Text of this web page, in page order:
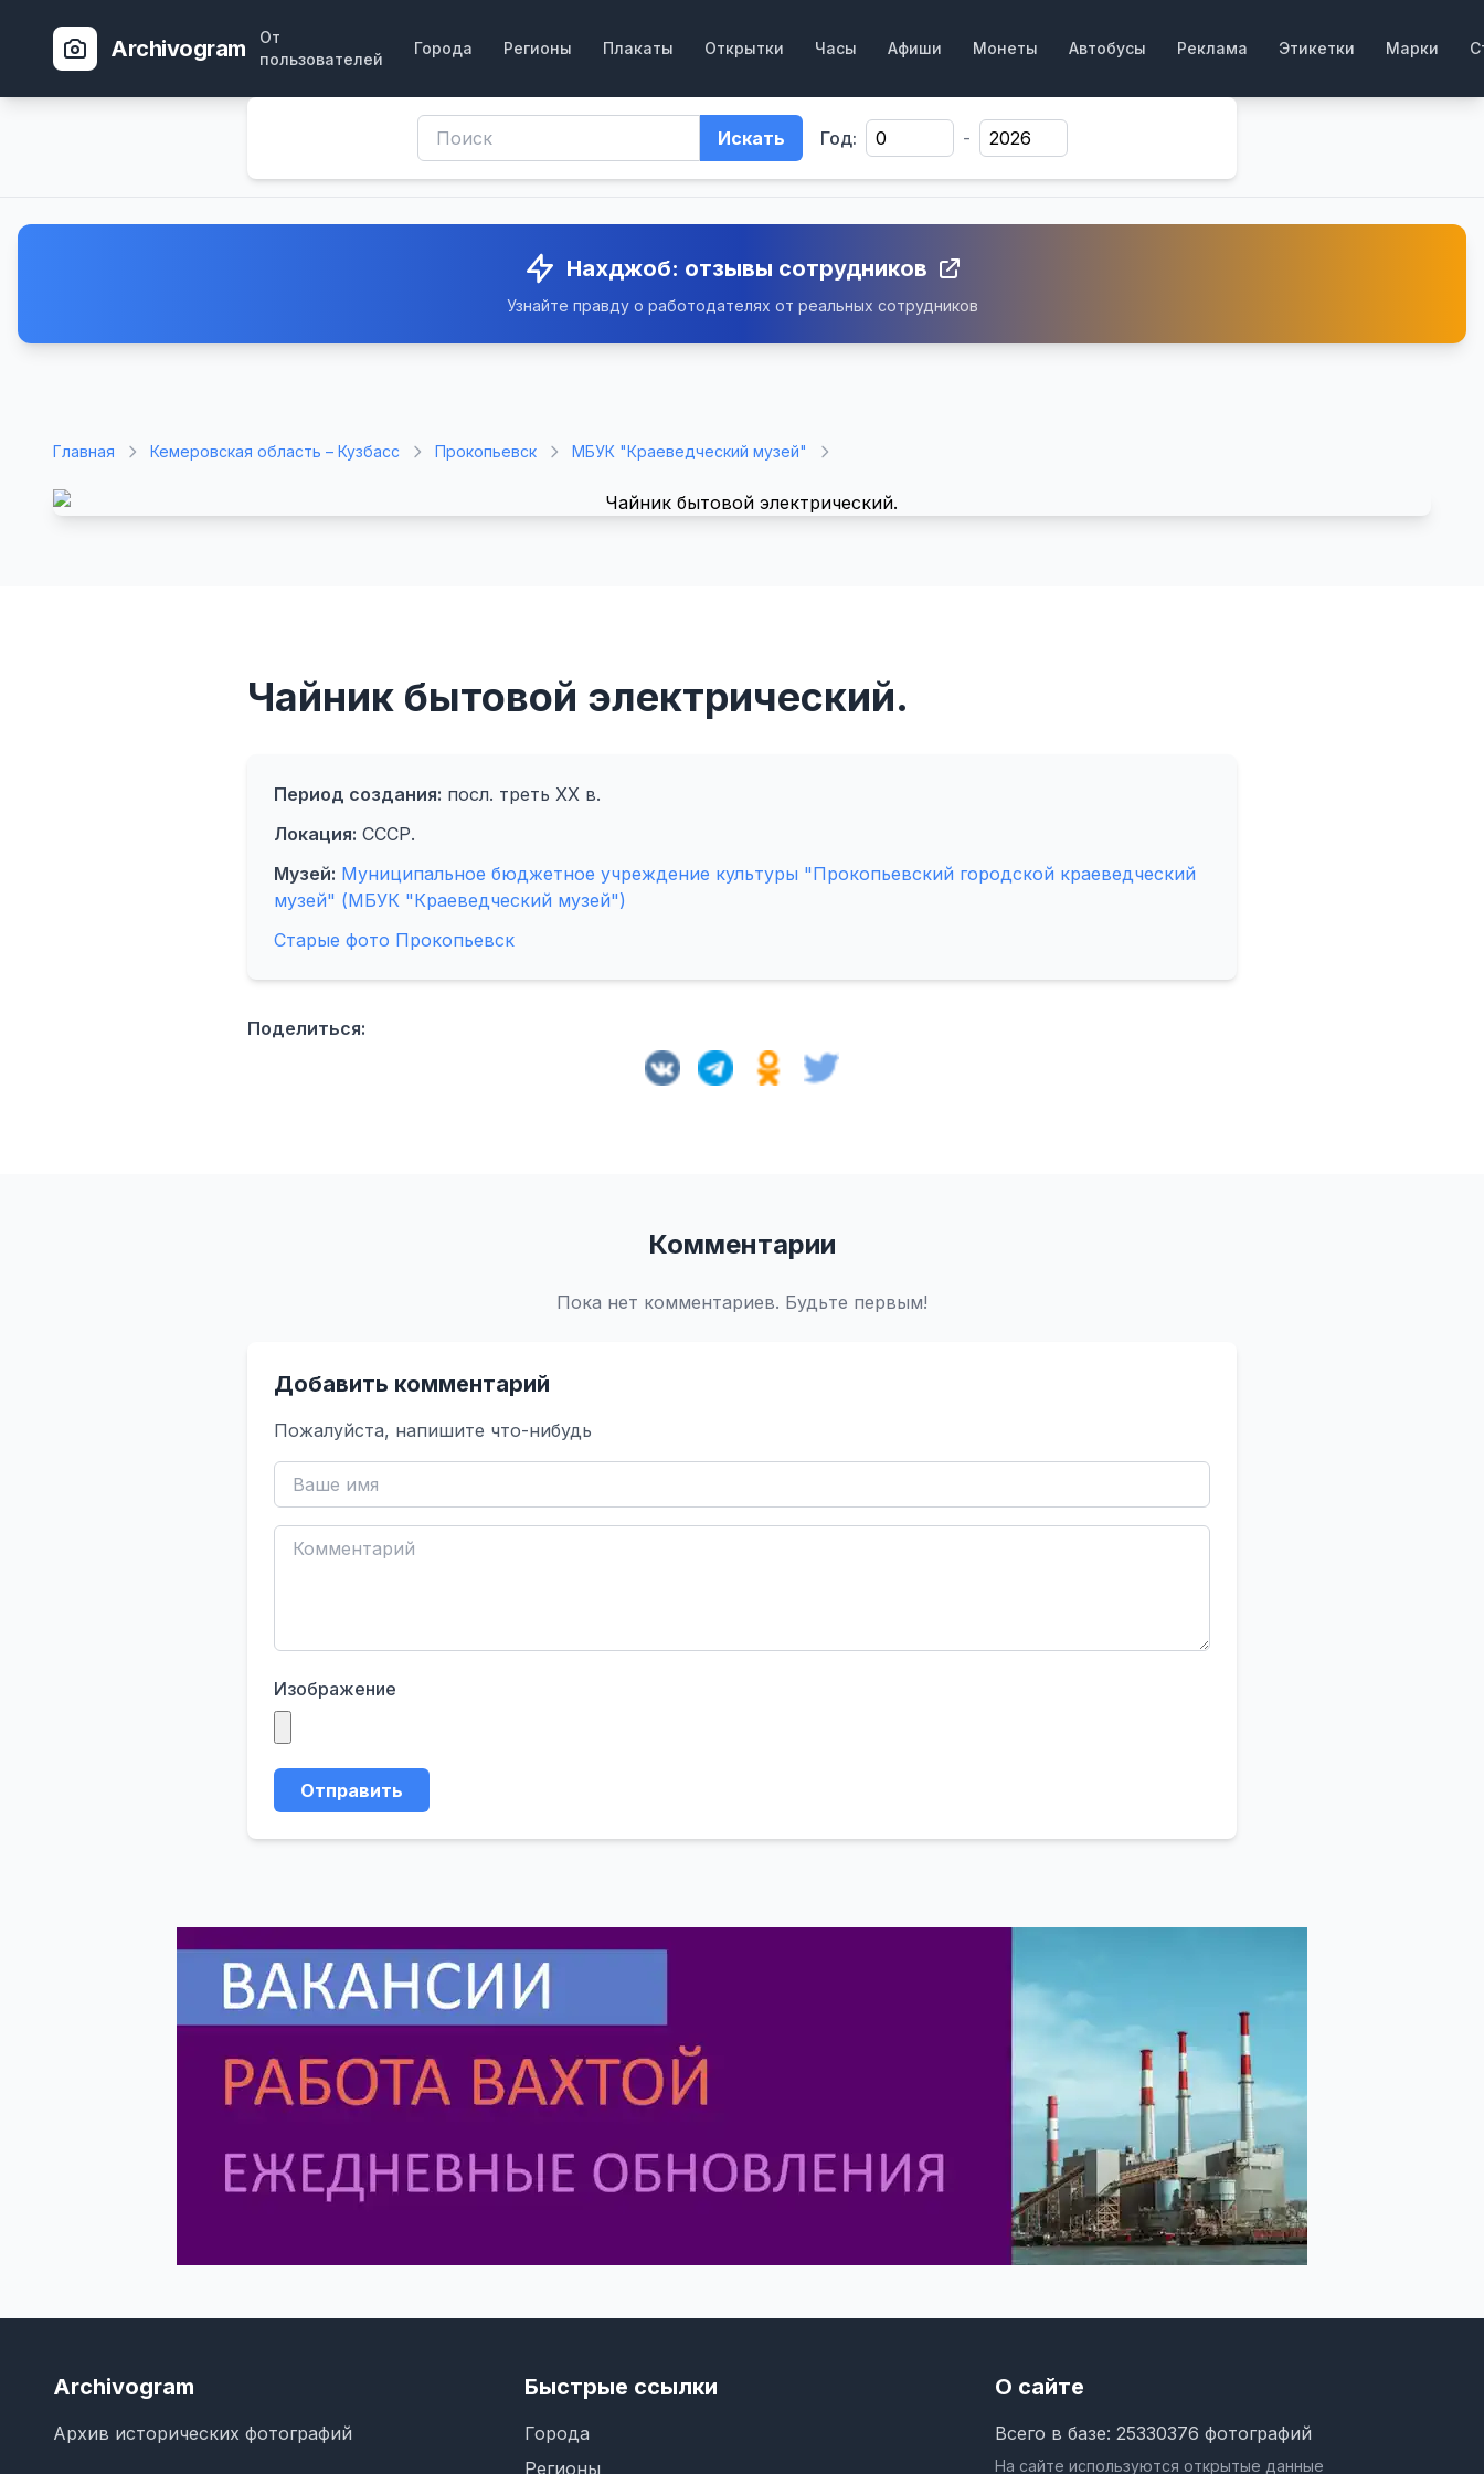
Archivogram
От
пользователей
Города Регионы Плакаты Открытки Часы Афиши Монеты Автобусы Реклама Этикетки Марки
Искать Год: -
Нахджоб: отзывы сотрудников
Узнайте правду о работодателях от реальных сотрудников
Главная Кемеровская область – Кузбасс Прокопьевск МБУК "Краеведческий музей"
Чайник бытовой электрический.
Период создания: посл. треть XX в.
Локация: СССР.
Музей: Муниципальное бюджетное учреждение культуры "Прокопьевский городской краеведческий
музей" (МБУК "Краеведческий музей")
Старые фото Прокопьевск
Поделиться:
Комментарии
Пока нет комментариев. Будьте первым!
Добавить комментарий
Пожалуйста, напишите что-нибудь
Изображение
Отправить
Archivogram
Архив исторических фотографий
Быстрые ссылки
Города
Регионы
О сайте
Всего в базе: 25330376 фотографий
На сайте используются открытые данные